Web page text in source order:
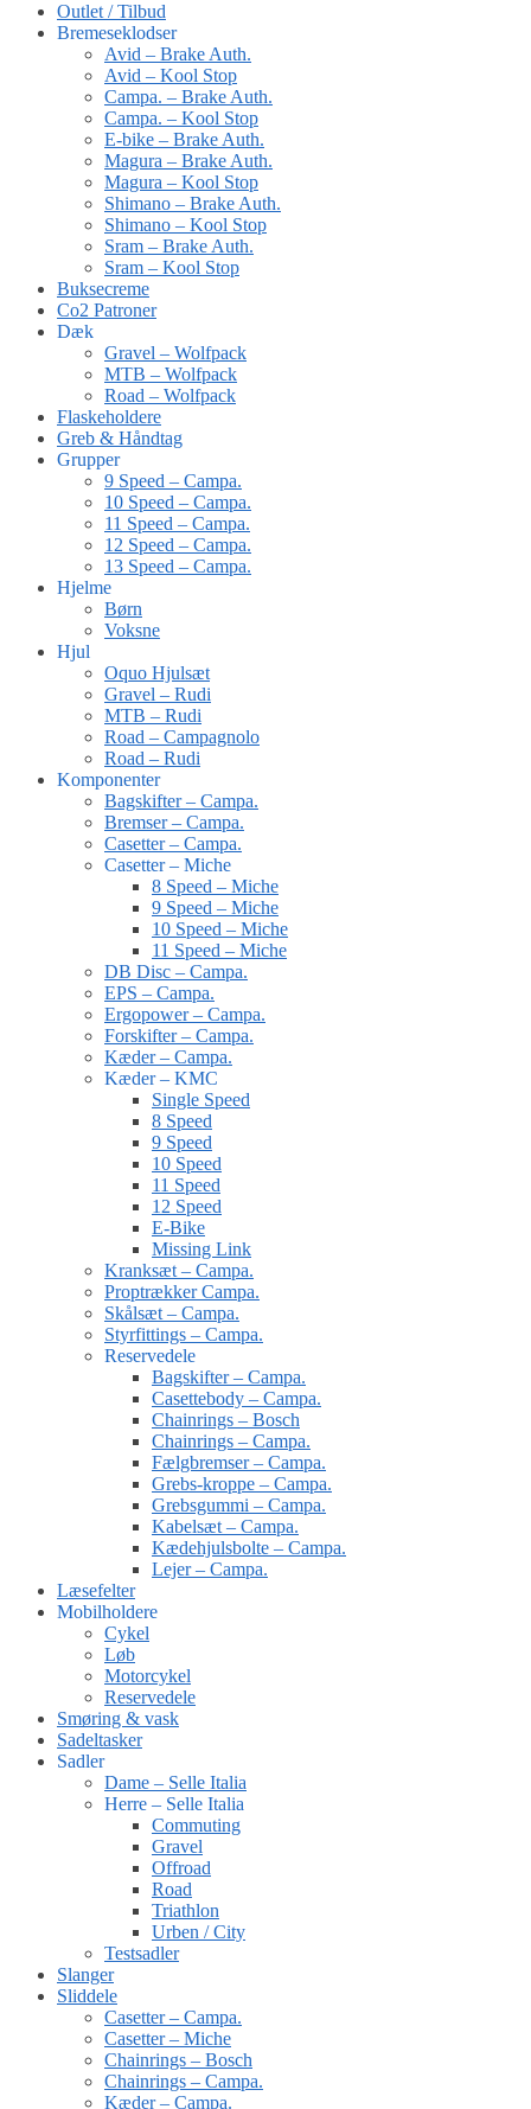
Outlet / Tilbud
Bremeseklodser
Avid – Brake Auth.
Avid – Kool Stop
Campa. – Brake Auth.
Campa. – Kool Stop
E-bike – Brake Auth.
Magura – Brake Auth.
Magura – Kool Stop
Shimano – Brake Auth.
Shimano – Kool Stop
Sram – Brake Auth.
Sram – Kool Stop
Buksecreme
Co2 Patroner
Dæk
Gravel – Wolfpack
MTB – Wolfpack
Road – Wolfpack
Flaskeholdere
Greb & Håndtag
Grupper
9 Speed – Campa.
10 Speed – Campa.
11 Speed – Campa.
12 Speed – Campa.
13 Speed – Campa.
Hjelme
Børn
Voksne
Hjul
Oquo Hjulsæt
Gravel – Rudi
MTB – Rudi
Road – Campagnolo
Road – Rudi
Komponenter
Bagskifter – Campa.
Bremser – Campa.
Casetter – Campa.
Casetter – Miche
8 Speed – Miche
9 Speed – Miche
10 Speed – Miche
11 Speed – Miche
DB Disc – Campa.
EPS – Campa.
Ergopower – Campa.
Forskifter – Campa.
Kæder – Campa.
Kæder – KMC
Single Speed
8 Speed
9 Speed
10 Speed
11 Speed
12 Speed
E-Bike
Missing Link
Kranksæt – Campa.
Proptrækker Campa.
Skålsæt – Campa.
Styrfittings – Campa.
Reservedele
Bagskifter – Campa.
Casettebody – Campa.
Chainrings – Bosch
Chainrings – Campa.
Fælgbremser – Campa.
Grebs-kroppe – Campa.
Grebsgummi – Campa.
Kabelsæt – Campa.
Kædehjulsbolte – Campa.
Lejer – Campa.
Læsefelter
Mobilholdere
Cykel
Løb
Motorcykel
Reservedele
Smøring & vask
Sadeltasker
Sadler
Dame – Selle Italia
Herre – Selle Italia
Commuting
Gravel
Offroad
Road
Triathlon
Urben / City
Testsadler
Slanger
Sliddele
Casetter – Campa.
Casetter – Miche
Chainrings – Bosch
Chainrings – Campa.
Kæder – Campa.